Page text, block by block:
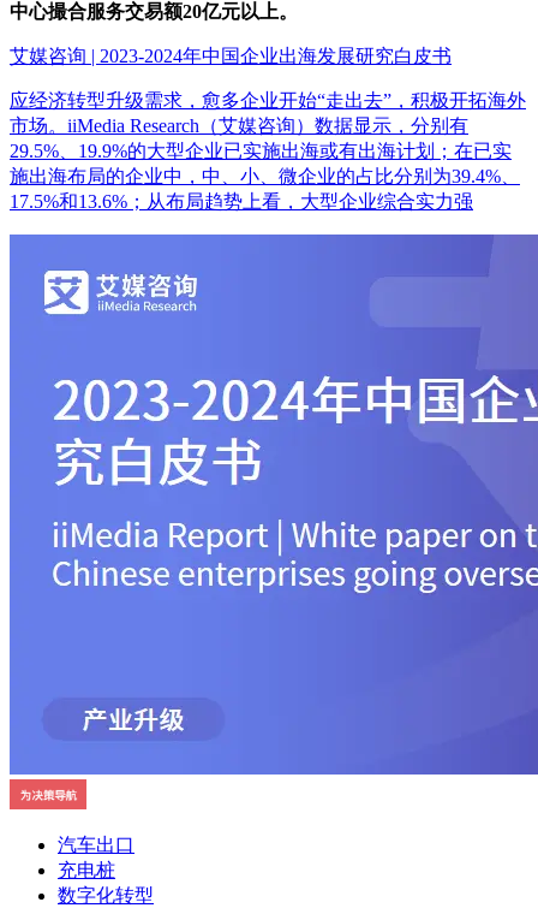
中心撮合服务交易额20亿元以上。
艾媒咨询 | 2023-2024年中国企业出海发展研究白皮书
应经济转型升级需求，愈多企业开始“走出去”，积极开拓海外
市场。iiMedia Research（艾媒咨询）数据显示，分别有
29.5%、19.9%的大型企业已实施出海或有出海计划；在已实
施出海布局的企业中，中、小、微企业的占比分别为39.4%、
17.5%和13.6%；从布局趋势上看，大型企业综合实力强
汽车出口
充电桩
数字化转型